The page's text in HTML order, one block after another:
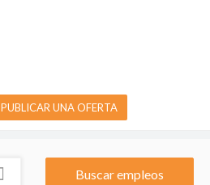
PUBLICAR UNA OFERTA